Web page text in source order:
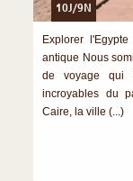
10J/9N
Explorer
antique Nous
de voyage qui
incroyables du
Caire, la ville (...)